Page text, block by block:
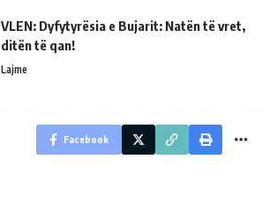
VLEN: Dyfytyrësia e Bujarit: Natën të vret,
ditën të qan!
Lajme
Facebook